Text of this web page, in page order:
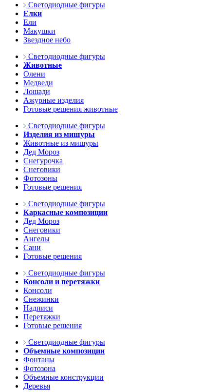
Светодиодные фигуры
Елки
Ели
Макушки
Звездное небо
Светодиодные фигуры
Животные
Олени
Медведи
Лошади
Ажурные изделия
Готовые решения животные
Светодиодные фигуры
Изделия из мишуры
Животные из мишуры
Дед Мороз
Снегурочка
Снеговики
Фотозоны
Готовые решения
Светодиодные фигуры
Каркасные композиции
Дед Мороз
Снеговики
Ангелы
Сани
Готовые решения
Светодиодные фигуры
Консоли и перетяжки
Консоли
Снежинки
Надписи
Перетяжки
Готовые решения
Светодиодные фигуры
Объемные композиции
Фонтаны
Фотозона
Объемные конструкции
Деревья